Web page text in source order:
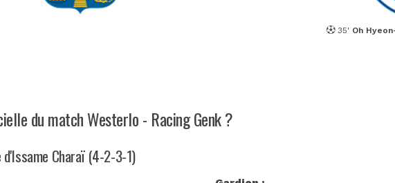
35' Oh
du match Westerlo - Racing Genk ?
Charaï (4-2-3-1)